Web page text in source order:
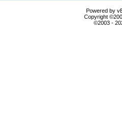
Powered by
Copyright
©2003 -